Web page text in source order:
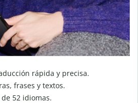
rápida y precisa.
frases y textos.
de 52 idiomas.